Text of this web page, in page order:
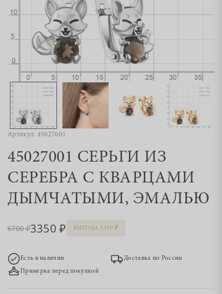
Артикул: 45027001
45027001 СЕРЬГИ ИЗ
СЕРЕБРА С КВАРЦАМИ
ДЫМЧАТЫМИ, ЭМАЛЬЮ
6700 3350 ВЫГОДА 3350
Есть в наличии
Доставка по России
Примерка перед покупкой